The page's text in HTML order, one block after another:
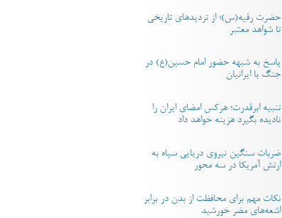
حضرت رقیه(س)؛ از تردیدهای تاریخی
تا شواهد معتبر
پاسخ به شبهه حضور امام حسین(ع) در
جنگ با ایرانیان
تنبیه ابرقدرت؛ هرکس امضای ایران را
نادیده بگیرد هزینه خواهد داد
ضربات سنگین نیروی دریایی سپاه به
ارتش آمریکا در سه محور
نکات مهم برای محافظت از بدن در برابر
اشعه‌های مضر خورشید